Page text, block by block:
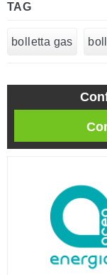
TAG
bolletta gas